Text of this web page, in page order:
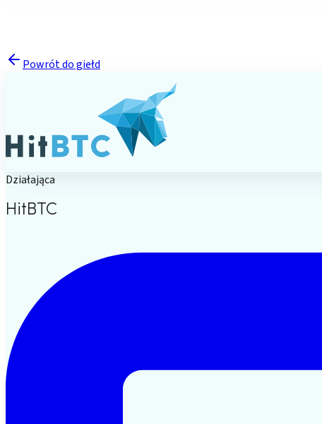
Powrót do giełd
Działająca
HitBTC